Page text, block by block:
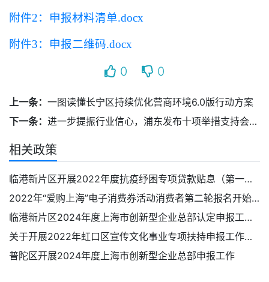
附件2：申报材料清单.docx
附件3：申报二维码.docx
0 0
上一条： 一图读懂长宁区持续优化营商环境6.0版行动方案
下一条： 进一步提振行业信心，浦东发布十项举措支持会展业高质量发展
相关政策
临港新片区开展2022年度抗疫纾困专项贷款贴息（第一轮）申报工作的通知
2022年“爱购上海”电子消费券活动消费者第二轮报名开始啦！
临港新片区2024年度上海市创新型企业总部认定申报工作启动
关于开展2022年虹口区宣传文化事业专项扶持申报工作的通知
普陀区开展2024年度上海市创新型企业总部申报工作